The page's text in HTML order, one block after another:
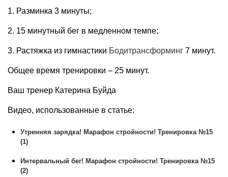
1. Разминка 3 минуты;
2. 15 минутный бег в медленном темпе;
3. Растяжка из гимнастики Бодитрансформинг 7 минут.
Общее время тренировки – 25 минут.
Ваш тренер Катерина Буйда
Видео, использованные в статье:
Утренняя зарядка! Марафон стройности! Тренировка №15
(1)
Интервальный бег! Марафон стройности! Тренировка №15
(2)